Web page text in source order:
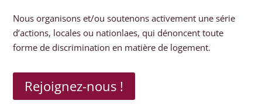
Nous organisons et/ou soutenons activement une série
d’actions, locales ou nationlaes, qui dénoncent toute
forme de discrimination en matière de logement.
Rejoignez-nous !